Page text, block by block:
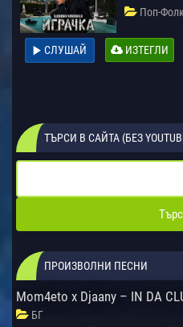
Поп-Фолк
СЛУШАЙ ИЗТЕГЛИ
ТЪРСИ В САЙТА (БЕЗ
ПРОИЗВОЛНИ ПЕСНИ
Mom4eto x Djaany – IN DA
БГ